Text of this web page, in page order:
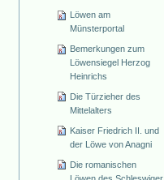
Löwen am
Münsterportal
Bemerkungen zum
Löwensiegel Herzog
Heinrichs
Die Türzieher des
Mittelalters
Kaiser Friedrich II. und
der Löwe von Anagni
Die romanischen